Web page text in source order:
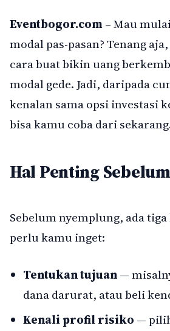
Eventbogor.com– Mau
modal pas-pasan? Tenang
cara buat bikin uang
modal gede. Jadi, daripada
kenalan sama opsi investasi
bisa kamu coba dari
Hal Penting
Sebelum nyemplung, ada
perlu kamu inget:
Tentukan tujuan—
dana darurat, atau beli
Kenali profil risiko —